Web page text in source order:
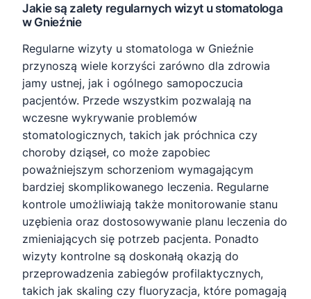
Jakie są zalety regularnych wizyt u stomatologa
w Gnieźnie
Regularne wizyty u stomatologa w Gnieźnie
przynoszą wiele korzyści zarówno dla zdrowia
jamy ustnej, jak i ogólnego samopoczucia
pacjentów. Przede wszystkim pozwalają na
wczesne wykrywanie problemów
stomatologicznych, takich jak próchnica czy
choroby dziąseł, co może zapobiec
poważniejszym schorzeniom wymagającym
bardziej skomplikowanego leczenia. Regularne
kontrole umożliwiają także monitorowanie stanu
uzębienia oraz dostosowywanie planu leczenia do
zmieniających się potrzeb pacjenta. Ponadto
wizyty kontrolne są doskonałą okazją do
przeprowadzenia zabiegów profilaktycznych,
takich jak skaling czy fluoryzacja, które pomagają